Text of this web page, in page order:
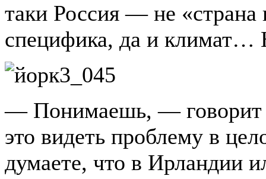
таки Россия — не «страна
специфика, да и климат…
— Понимаешь, —
это видеть проблему в
думаете, что в Ирландии